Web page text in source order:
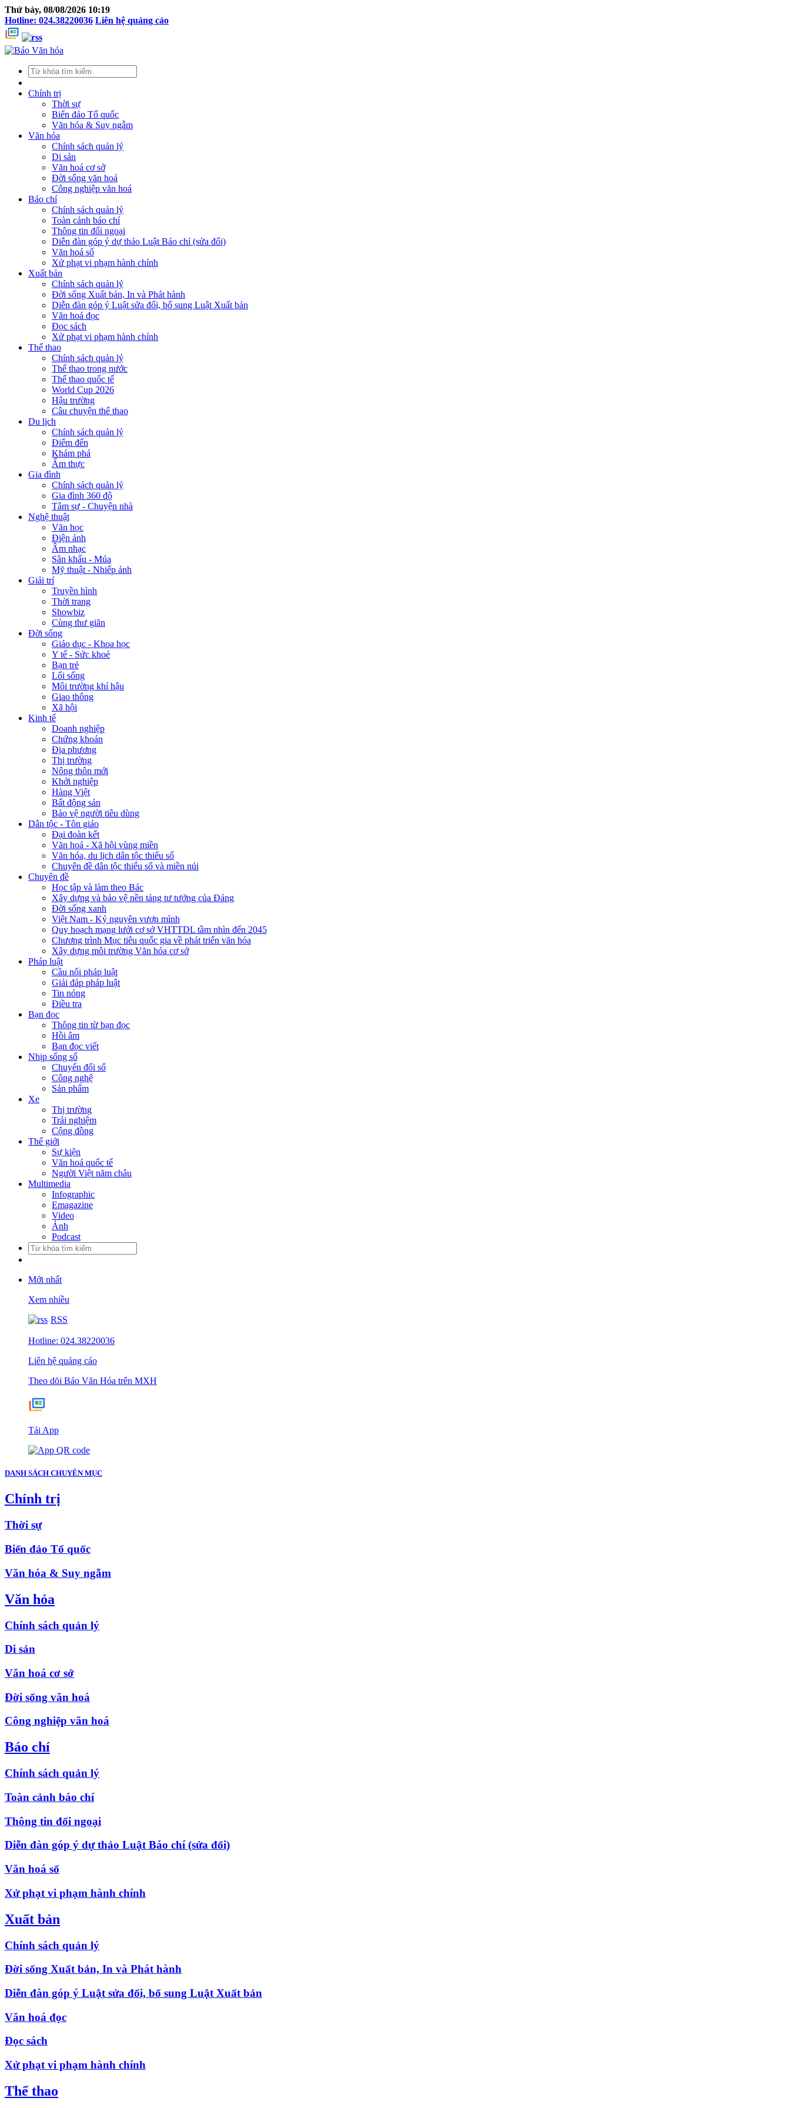
Thứ bảy, 08/08/2026 10:19
Hotline: 024.38220036 Liên hệ quảng cáo
Chính trị
Thời sự
Biển đảo Tổ quốc
Văn hóa & Suy ngẫm
Văn hóa
Chính sách quản lý
Di sản
Văn hoá cơ sở
Đời sống văn hoá
Công nghiệp văn hoá
Báo chí
Chính sách quản lý
Toàn cảnh báo chí
Thông tin đối ngoại
Diễn đàn góp ý dự thảo Luật Báo chí (sửa đổi)
Văn hoá số
Xử phạt vi phạm hành chính
Xuất bản
Chính sách quản lý
Đời sống Xuất bản, In và Phát hành
Diễn đàn góp ý Luật sửa đổi, bổ sung Luật Xuất bản
Văn hoá đọc
Đọc sách
Xử phạt vi phạm hành chính
Thể thao
Chính sách quản lý
Thể thao trong nước
Thể thao quốc tế
World Cup 2026
Hậu trường
Câu chuyện thể thao
Du lịch
Chính sách quản lý
Điểm đến
Khám phá
Ẩm thực
Gia đình
Chính sách quản lý
Gia đình 360 độ
Tâm sự - Chuyện nhà
Nghệ thuật
Văn học
Điện ảnh
Âm nhạc
Sân khấu - Múa
Mỹ thuật - Nhiếp ảnh
Giải trí
Truyền hình
Thời trang
Showbiz
Cùng thư giãn
Đời sống
Giáo dục - Khoa học
Y tế - Sức khoẻ
Bạn trẻ
Lối sống
Môi trường khí hậu
Giao thông
Xã hội
Kinh tế
Doanh nghiệp
Chứng khoán
Địa phương
Thị trường
Nông thôn mới
Khởi nghiệp
Hàng Việt
Bất động sản
Bảo vệ người tiêu dùng
Dân tộc - Tôn giáo
Đại đoàn kết
Văn hoá - Xã hội vùng miền
Văn hóa, du lịch dân tộc thiểu số
Chuyên đề dân tộc thiểu số và miền núi
Chuyên đề
Học tập và làm theo Bác
Xây dựng và bảo vệ nền tảng tư tưởng của Đảng
Đời sống xanh
Việt Nam - Kỷ nguyên vươn mình
Quy hoạch mạng lưới cơ sở VHTTDL tầm nhìn đến 2045
Chương trình Mục tiêu quốc gia về phát triển văn hóa
Xây dựng môi trường Văn hóa cơ sở
Pháp luật
Cầu nối pháp luật
Giải đáp pháp luật
Tin nóng
Điều tra
Bạn đọc
Thông tin từ bạn đọc
Hồi âm
Bạn đọc viết
Nhịp sống số
Chuyển đổi số
Công nghệ
Sản phẩm
Xe
Thị trường
Trải nghiệm
Cộng đồng
Thế giới
Sự kiện
Văn hoá quốc tế
Người Việt năm châu
Multimedia
Infographic
Emagazine
Video
Ảnh
Podcast
Mới nhất
Xem nhiều
RSS
Hotline: 024.38220036
Liên hệ quảng cáo
Theo dõi Báo Văn Hóa trên MXH
Tải App
DANH SÁCH CHUYÊN MỤC
Chính trị
Thời sự
Biển đảo Tổ quốc
Văn hóa & Suy ngẫm
Văn hóa
Chính sách quản lý
Di sản
Văn hoá cơ sở
Đời sống văn hoá
Công nghiệp văn hoá
Báo chí
Chính sách quản lý
Toàn cảnh báo chí
Thông tin đối ngoại
Diễn đàn góp ý dự thảo Luật Báo chí (sửa đổi)
Văn hoá số
Xử phạt vi phạm hành chính
Xuất bản
Chính sách quản lý
Đời sống Xuất bản, In và Phát hành
Diễn đàn góp ý Luật sửa đổi, bổ sung Luật Xuất bản
Văn hoá đọc
Đọc sách
Xử phạt vi phạm hành chính
Thể thao